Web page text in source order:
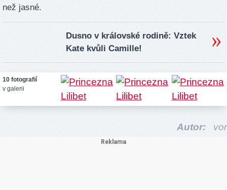
než jasné.
Dusno v královské rodině: Vztek
Kate kvůli Camille!
10 fotografií
v galerii
Autor: vor